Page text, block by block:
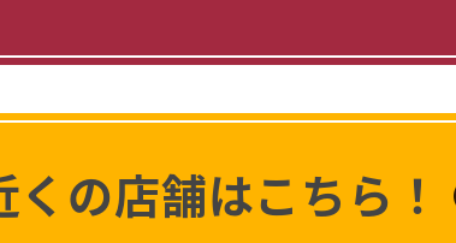
くの店舗はこちら！